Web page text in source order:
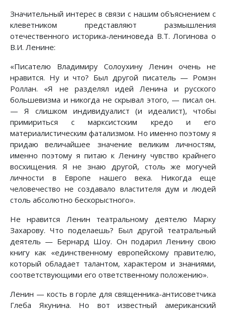
Значительный интерес в связи с нашим объяснением с
клеветником представляют размышления
отечественного историка-лениноведа В.Т. Логинова о
В.И. Ленине:
«Писателю Владимиру Солоухину Ленин очень не
нравится. Ну и что? Был другой писатель — Ромэн
Роллан. «Я не разделял идей Ленина и русского
большевизма и никогда не скрывал этого, — писал он.
— Я слишком индивидуалист (и идеалист), чтобы
примириться с марксистским кредо и его
материалистическим фатализмом. Но именно поэтому я
придаю величайшее значение великим личностям,
именно поэтому я питаю к Ленину чувство крайнего
восхищения. Я не знаю другой, столь же могучей
личности в Европе нашего века. Никогда еще
человечество не создавало властителя дум и людей
столь абсолютно бескорыстного».
Не нравится Ленин театральному деятелю Марку
Захарову. Что поделаешь? Был другой театральный
деятель — Бернард Шоу. Он подарил Ленину свою
книгу как «единственному европейскому правителю,
который обладает талантом, характером и знаниями,
соответствующими его ответственному положению».
Ленин — кость в горле для священника-антисоветчика
Глеба Якунина. Но вот известный американский